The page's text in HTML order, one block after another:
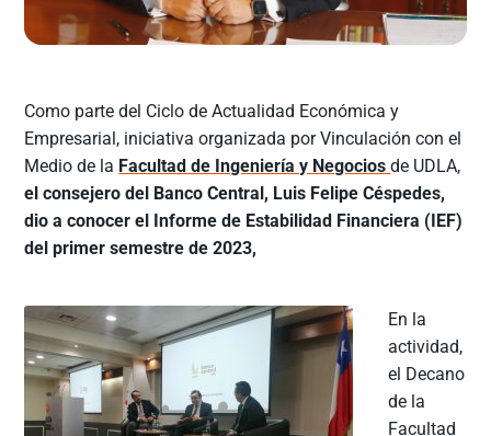
Como parte del Ciclo de Actualidad Económica y
Empresarial, iniciativa organizada por Vinculación con el
Medio de la Facultad de Ingeniería y Negociosde UDLA,
el consejero del Banco Central, Luis Felipe Céspedes,
dio a conocer el Informe de Estabilidad Financiera (IEF)
del primer semestre de 2023,
En la
actividad,
el Decano
de la
Facultad